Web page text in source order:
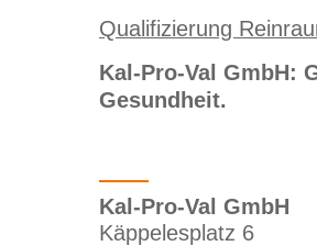
Qualifizierung
Kal-Pro-Val GmbH:
Gesundheit.
Kal-Pro-Val GmbH
Käppelesplatz 6